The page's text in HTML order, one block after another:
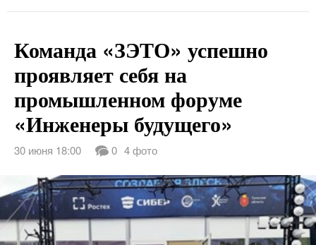
Команда «ЗЭТО» успешно
проявляет себя на
промышленном форуме
«Инженеры будущего»
30 июня 18:00 0 4 фото